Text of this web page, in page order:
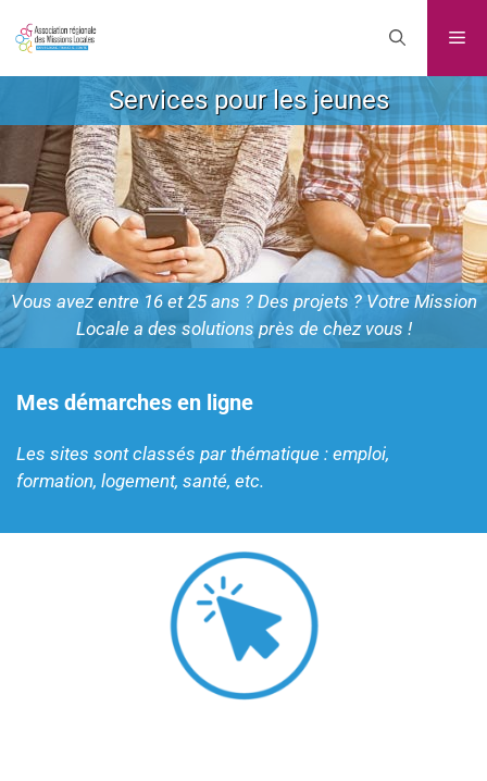
Services pour les jeunes
Vous avez entre 16 et 25 ans ? Des projets ? Votre Mission
Locale a des solutions près de chez vous !
Mes démarches en ligne
Les sites sont classés par thématique : emploi,
formation, logement, santé, etc.